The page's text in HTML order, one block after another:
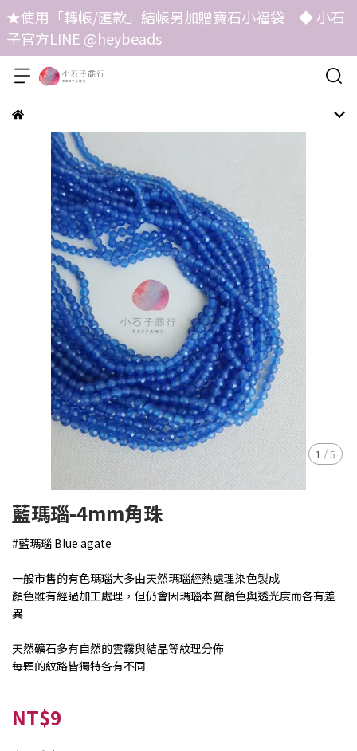
★使用「轉帳/匯款」結帳另加贈寶石小福袋 ◆ 小石
子官方LINE @heybeads
1 /5
藍瑪瑙-4mm角珠
#藍瑪瑙 Blue agate
一般市售的有色瑪瑙大多由天然瑪瑙經熱處理染色製成
顏色雖有經過加工處理，但仍會因瑪瑙本質顏色與透光度而各有差
異
天然礦石多有自然的雲霧與結晶等紋理分佈
每顆的紋路皆獨特各有不同
NT$9